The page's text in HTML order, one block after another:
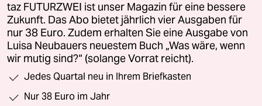
taz FUTURZWEI ist unser Magazin für eine bessere
Zukunft. Das Abo bietet jährlich vier Ausgaben für
nur 38 Euro. Zudem erhalten Sie eine Ausgabe von
Luisa Neubauers neuestem Buch „Was wäre, wenn
wir mutig sind?“ (solange Vorrat reicht).
Jedes Quartal neu in Ihrem Briefkasten
Nur 38 Euro im Jahr